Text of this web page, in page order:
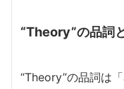
“Theory”の品詞
“Theory”の品詞は